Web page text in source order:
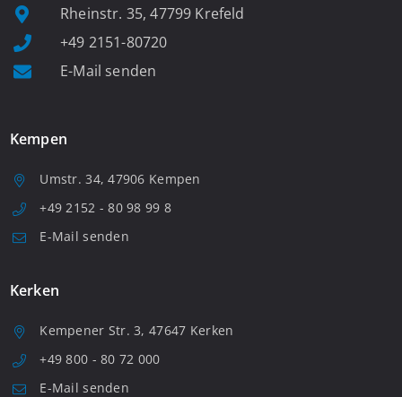
Rheinstr. 35, 47799 Krefeld
+49 2151-80720
E-Mail senden
Kempen
Umstr. 34, 47906 Kempen
+49 2152 - 80 98 99 8
E-Mail senden
Kerken
Kempener Str. 3, 47647 Kerken
+49 800 - 80 72 000
E-Mail senden